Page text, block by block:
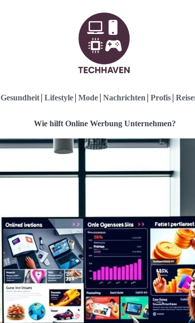
Gesundheit Lifestyle Mode Nachrichten Profis
Wie hilft Online Werbung Unternehmen?